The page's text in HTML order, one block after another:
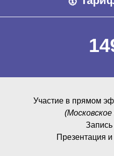
Участие в прямом
Презентация